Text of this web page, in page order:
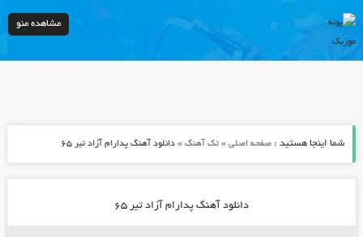
مشاهده منو
شما اینجا هستید : صفحه اصلی» تک آهنگ» دانلود آهنگ پدارام آزاد تیر ۶۵
دانلود آهنگ پدارام آزاد تیر ۶۵